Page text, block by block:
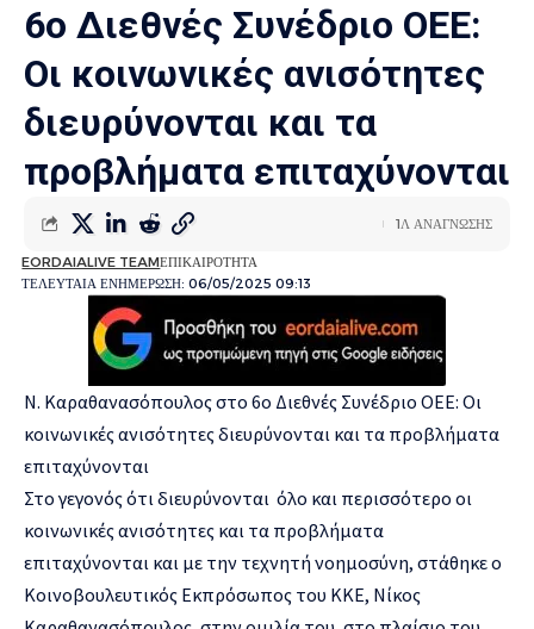
6o Διεθνές Συνέδριο ΟΕΕ:
Οι κοινωνικές ανισότητες
διευρύνονται και τα
προβλήματα επιταχύνονται
ΤΕΛΕΥΤΑΙΑ ΕΝΗΜΕΡΩΣΗ: 06/05/2025 09:13
EORDAIALIVE TEAMΕΠΙΚΑΙΡΟΤΗΤΑ
1Λ ΑΝΑΓΝΩΣΗΣ
Ν. Καραθανασόπουλος στο 6o Διεθνές Συνέδριο ΟΕΕ: Οι
κοινωνικές ανισότητες διευρύνονται και τα προβλήματα
επιταχύνονται
Στο γεγονός ότι διευρύνονται όλο και περισσότερο οι
κοινωνικές ανισότητες και τα προβλήματα
επιταχύνονται και με την τεχνητή νοημοσύνη, στάθηκε ο
Κοινοβουλευτικός Εκπρόσωπος του ΚΚΕ, Νίκος